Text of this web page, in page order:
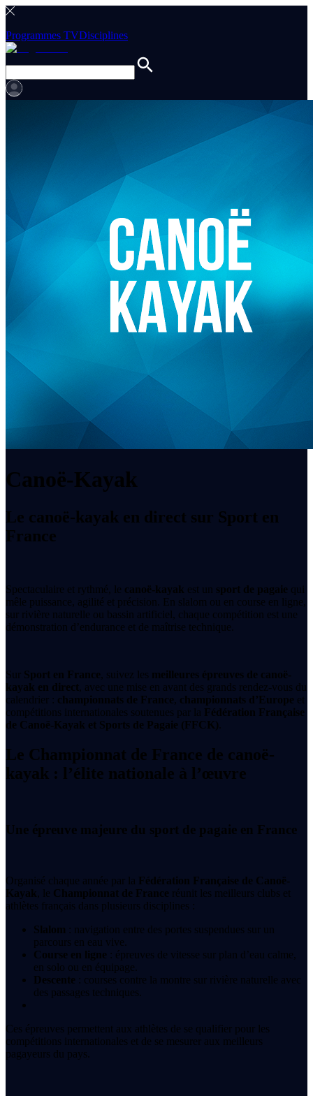
Programmes TVDisciplines
Canoë-Kayak
Le canoë-kayak en direct sur Sport en
France
Spectaculaire et rythmé, le canoë-kayak est un sport de pagaie qui
mêle puissance, agilité et précision. En slalom ou en course en ligne,
sur rivière naturelle ou bassin artificiel, chaque compétition est une
démonstration d’endurance et de maîtrise technique.
Sur Sport en France, suivez les meilleures épreuves de canoë-
kayak en direct, avec une mise en avant des grands rendez-vous du
calendrier : championnats de France, championnats d’Europe et
compétitions internationales soutenues par la Fédération Française
de Canoë-Kayak et Sports de Pagaie (FFCK)
Le Championnat de France de canoë-
kayak : l’élite nationale à l’œuvre
Une épreuve majeure du sport de pagaie en France
Organisé chaque année par la Fédération Française de Canoë-
Kayak, le Championnat de France réunit les meilleurs clubs et
athlètes français dans plusieurs disciplines :
Slalom : navigation entre des portes suspendues sur un
parcours en eau vive.
Course en ligne : épreuves de vitesse sur plan d’eau calme,
en solo ou en équipage.
Descente : courses contre la montre sur rivière naturelle avec
des passages techniques.
Ces épreuves permettent aux athlètes de se qualifier pour les
compétitions internationales et de se mesurer aux meilleurs
pagayeurs du pays.